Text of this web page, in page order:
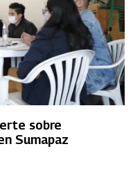
sobre
Sumapaz